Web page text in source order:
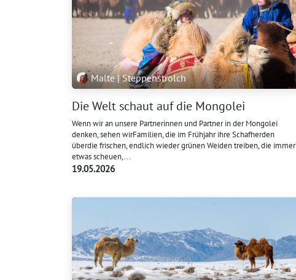
Malte | Steppenstrolch
Die Welt schaut auf die Mongolei
Wenn wir an unsere Partnerinnen und Partner in der Mongolei
denken, sehen wirFamilien, die im Frühjahr ihre Schafherden
überdie frischen, endlich wieder grünen Weiden treiben, die immer
etwas scheuen,...
19.05.2026